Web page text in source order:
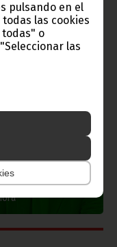
pulsando en el
las cookies
todas" o
las
Ecuatorial